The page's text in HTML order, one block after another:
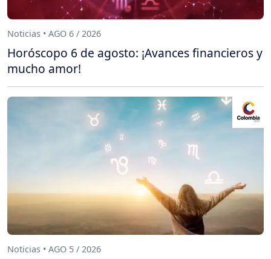
Noticias • AGO 6 / 2026
Horóscopo 6 de agosto: ¡Avances financieros y
mucho amor!
Noticias • AGO 5 / 2026